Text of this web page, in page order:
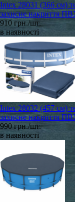
Intex 28031 (366 см)
захисне накриття
910 грн./шт.
в наявності
Intex 28032 (457 см)
захисне накриття
990 грн./шт.
в наявності